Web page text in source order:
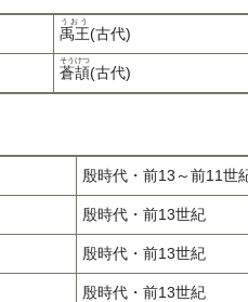
禹王
うおう
(古代)
蒼頡
そうけつ
(古代)
殷時代・前13～前11世
殷時代・前13世紀
殷時代・前13世紀
殷時代・前13世紀